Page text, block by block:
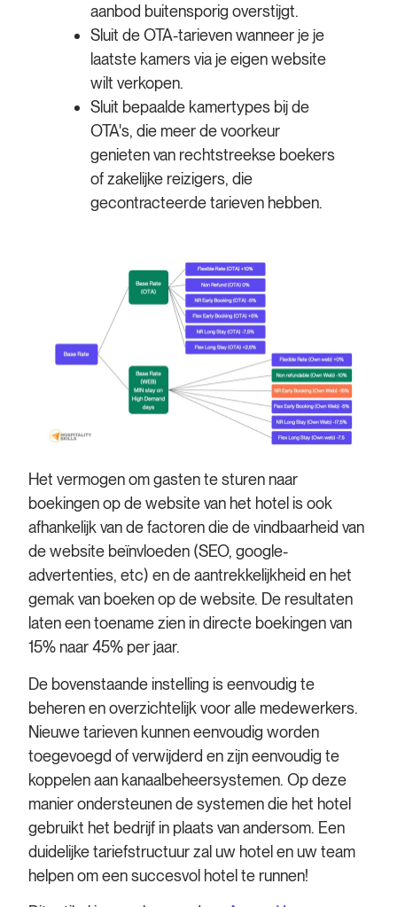
aanbod buitensporig overstijgt.
Sluit de OTA-tarieven wanneer je je
laatste kamers via je eigen website
wilt verkopen.
Sluit bepaalde kamertypes bij de
OTA's, die meer de voorkeur
genieten van rechtstreekse boekers
of zakelijke reizigers, die
gecontracteerde tarieven hebben.
Het vermogen om gasten te sturen naar
boekingen op de website van het hotel is ook
afhankelijk van de factoren die de vindbaarheid van
de website beïnvloeden (SEO, google-
advertenties, etc) en de aantrekkelijkheid en het
gemak van boeken op de website. De resultaten
laten een toename zien in directe boekingen van
15% naar 45% per jaar.
De bovenstaande instelling is eenvoudig te
beheren en overzichtelijk voor alle medewerkers.
Nieuwe tarieven kunnen eenvoudig worden
toegevoegd of verwijderd en zijn eenvoudig te
koppelen aan kanaalbeheersystemen. Op deze
manier ondersteunen de systemen die het hotel
gebruikt het bedrijf in plaats van andersom. Een
duidelijke tariefstructuur zal uw hotel en uw team
helpen om een succesvol hotel te runnen!